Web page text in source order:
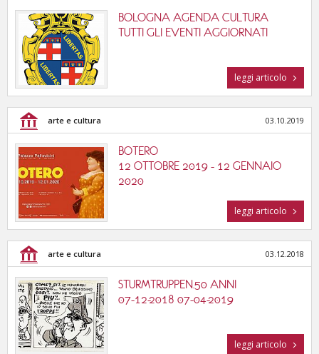
BOLOGNA AGENDA CULTURA
TUTTI GLI EVENTI AGGIORNATI
leggi articolo
arte e cultura 03.10.2019
BOTERO
12 OTTOBRE 2019 - 12 GENNAIO
2020
leggi articolo
arte e cultura 03.12.2018
STURMTRUPPEN.50 ANNI
07-12-2018 07-04-2019
leggi articolo